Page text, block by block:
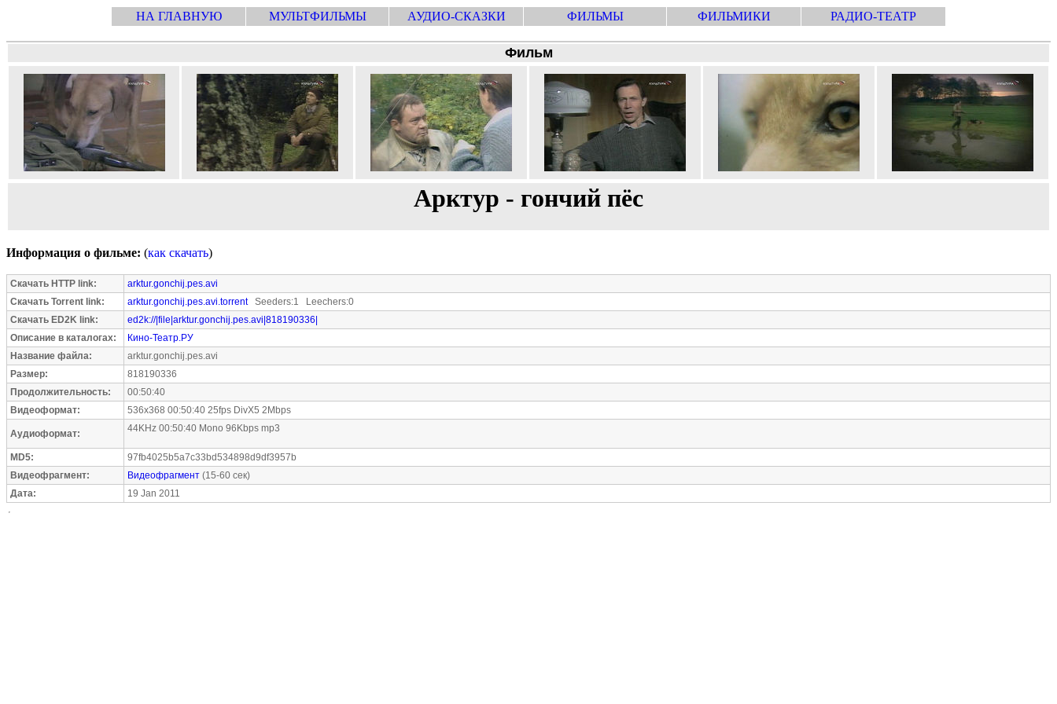
НА ГЛАВНУЮ МУЛЬТФИЛЬМЫ АУДИО-СКАЗКИ ФИЛЬМЫ ФИЛЬМИКИ РАДИО-ТЕАТР
Фильм
Арктур - гончий пёс
Информация о фильме: (как скачать)
Скачать HTTP link:
arktur.gonchij.pes.avi
Скачать Torrent link:
arktur.gonchij.pes.avi.torrentSeeders:1 Leechers:0
Скачать ED2K link:
ed2k://|file|arktur.gonchij.pes.avi|818190336|
Описание в каталогах:
Кино-Театр.РУ
Название файла:
arktur.gonchij.pes.avi
Размер:
818190336
Продолжительность:
00:50:40
Видеоформат:
536x368 00:50:40 25fps DivX5 2Mbps
Аудиоформат: 44KHz 00:50:40 Mono 96Kbps mp3
MD5:
97fb4025b5a7c33bd534898d9df3957b
Видеофрагмент:
Видеофрагмент (15-60 сек)
Дата:
19 Jan 2011